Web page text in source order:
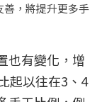
善，將提升更多手
也有變化，增
起以往在3、4